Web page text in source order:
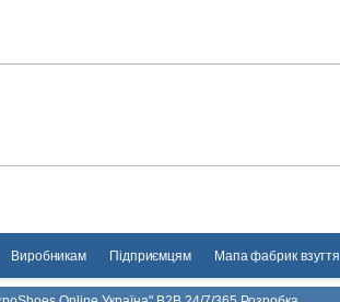
Виробникам Підприємцям Мапа фабрик взуття